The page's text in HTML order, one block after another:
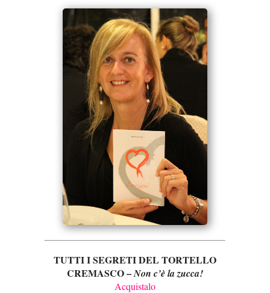
TUTTI I SEGRETI DEL TORTELLO
CREMASCO –Non c’è la zucca!
Acquistalo